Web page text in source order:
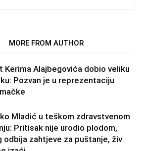
MORE FROM AUTHOR
Kerima Alajbegovića dobio veliku
Pozvan je u reprezentaciju
Mladić u teškom zdravstvenom
Pritisak nije urodio plodom,
odbija zahtjeve za puštanje, živ